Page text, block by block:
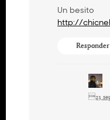
Un besito
http://
Responder
23